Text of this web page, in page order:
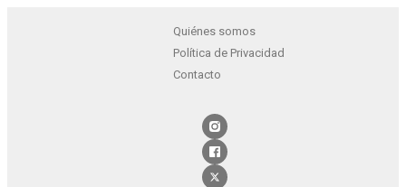
Quiénes somos
Política de Privacidad
Contacto